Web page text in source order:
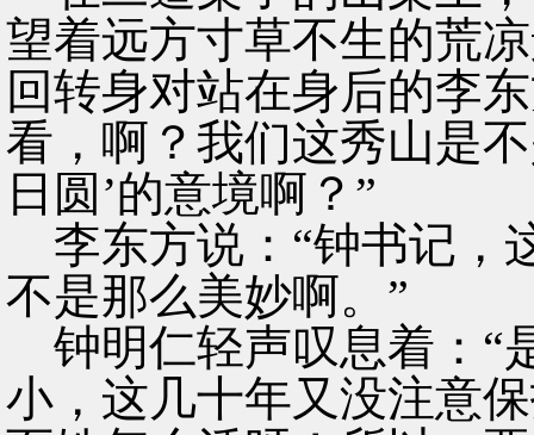
望着远方寸草不生的荒
回转身对站在身后的李
看，啊？我们这秀山是
日圆’的意境啊？”
李东方说：“钟书记，
不是那么美妙啊。”
钟明仁轻声叹息着：“
小，这几十年又没注意